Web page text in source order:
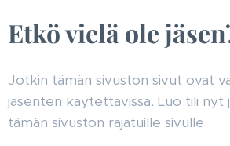
Etkö vielä ole
Jotkin tämän sivuston sivut ovat
jäsenten käytettävissä. Luo tili nyt
tämän sivuston rajatuille sivulle.